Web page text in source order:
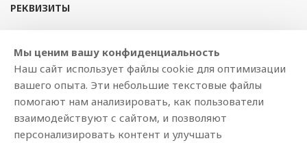
РЕКВИЗИТЫ
Reģ Nr. 40003979897
Brīvības gatve 214b, Rīga, LV-1039, Latvija
AS Swedbank, HABALV22
LV53HABA0551019240274
Мы ценим вашу конфиденциальность
Наш сайт использует файлы cookie для оптимизации
вашего опыта. Эти небольшие текстовые файлы
помогают нам анализировать, как пользователи
взаимодействуют с сайтом, и позволяют
персонализировать контент и улучшать